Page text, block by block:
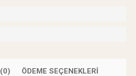
(0) ÖDEME SEÇENEKLERI